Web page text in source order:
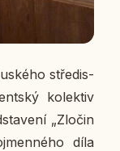
stře­dis­
ko­lek­tiv
„Zločin
díla